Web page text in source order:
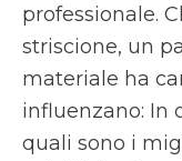
professionale.
striscione, un
materiale ha
influenzano: In
quali sono i